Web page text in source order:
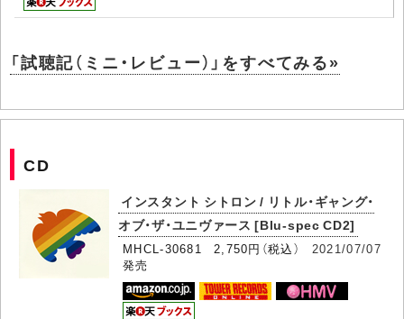
「試聴記（ミニ・レビュー）」をすべてみる»
CD
インスタント シトロン / リトル・ギャング・
オブ・ザ・ユニヴァース [Blu-spec CD2]
MHCL-30681 2,750円（税込） 2021/07/07
発売